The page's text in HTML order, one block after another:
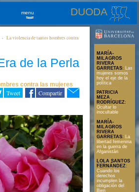
DUODA
menu
»
La violencia de tantos hombres contra
de la Perla
contra las mujeres
Tweet Compartir
MARÍA-
MILAGROS
RIVERA
GARRETAS: Las
mujeres somos
hoy el eje de la
política
PATRICIA
MEZA
RODRÍGUEZ:
Ocultar lo
inocultable
MARÍA-
MILAGROS
RIVERA
GARRETAS:
La
libertad femenina
en la guerra de
Afganistán
LOLA SANTOS
FERNÁNDEZ:
Cuando los
derechos
incumplen la
obligación del
Bien